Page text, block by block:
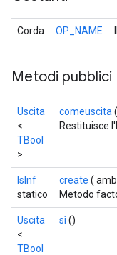
Corda OP_NAME
Metodi pubblici
Uscita
<
TBool
>
comeuscita
Restituisce
IsInf
statico
create (
Metodo
Uscita
<
TBool
sì ()